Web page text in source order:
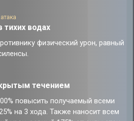
тихих водах
физический урон, равный
течением
повысить получаемый всеми
на 3 хода. Также наносит всем